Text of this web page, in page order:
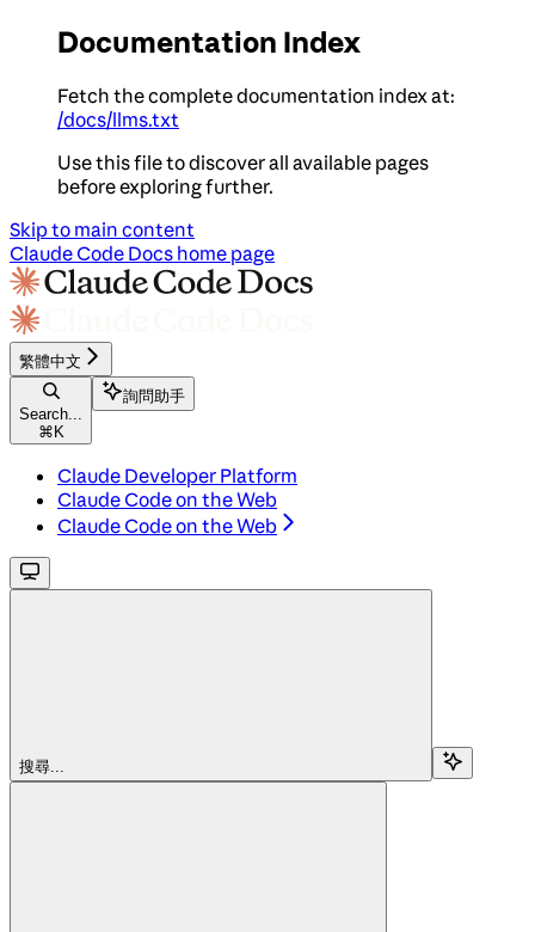
Documentation Index
Fetch the complete documentation index at:
/docs/llms.txt
Use this file to discover all available pages
before exploring further.
Skip to main content
Claude Code Docs home page
繁體中文
Search...
⌘ K
詢問助手
Claude Developer Platform
Claude Code on the Web
Claude Code on the Web
搜尋...